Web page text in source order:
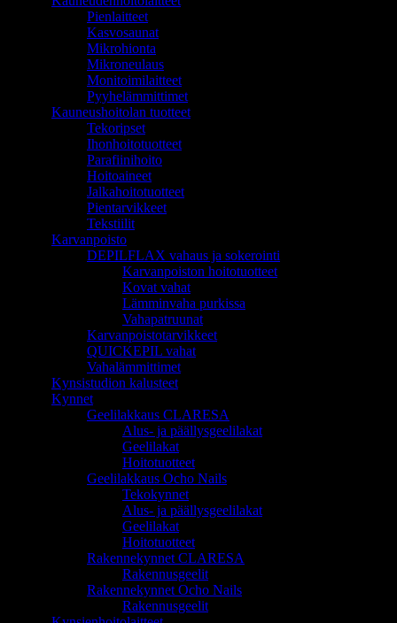
Pienlaitteet
Kasvosaunat
Mikrohionta
Mikroneulaus
Monitoimilaitteet
Pyyhelämmittimet
Kauneushoitolan tuotteet
Tekoripset
Ihonhoitotuotteet
Parafiinihoito
Hoitoaineet
Jalkahoitotuotteet
Pientarvikkeet
Tekstiilit
Karvanpoisto
DEPILFLAX vahaus ja sokerointi
Karvanpoiston hoitotuotteet
Kovat vahat
Lämminvaha purkissa
Vahapatruunat
Karvanpoistotarvikkeet
QUICKEPIL vahat
Vahalämmittimet
Kynsistudion kalusteet
Kynnet
Geelilakkaus CLARESA
Alus- ja päällysgeelilakat
Geelilakat
Hoitotuotteet
Geelilakkaus Ocho Nails
Tekokynnet
Alus- ja päällysgeelilakat
Geelilakat
Hoitotuotteet
Rakennekynnet CLARESA
Rakennusgeelit
Rakennekynnet Ocho Nails
Rakennusgeelit